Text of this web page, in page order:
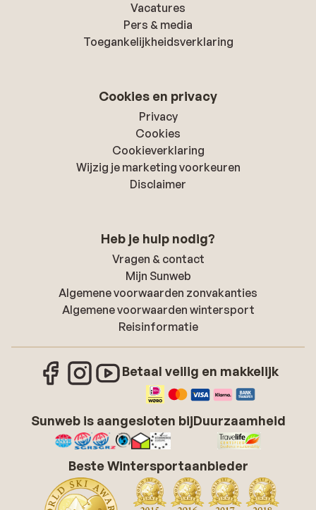
Vacatures
Pers & media
Toegankelijkheidsverklaring
Cookies en privacy
Privacy
Cookies
Cookieverklaring
Wijzig je marketing voorkeuren
Disclaimer
Heb je hulp nodig?
Vragen & contact
Mijn Sunweb
Algemene voorwaarden zonvakanties
Algemene voorwaarden wintersport
Reisinformatie
Betaal veilig en makkelijk
Sunweb is aangesloten bijDuurzaamheid
Beste Wintersportaanbieder